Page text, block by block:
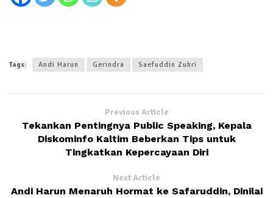
Tags: Andi Harun Gerindra Saefuddin Zuhri
Previous Article
Tekankan Pentingnya Public Speaking, Kepala
Diskominfo Kaltim Beberkan Tips untuk
Tingkatkan Kepercayaan Diri
Next Article
Andi Harun Menaruh Hormat ke Safaruddin, Dinilai